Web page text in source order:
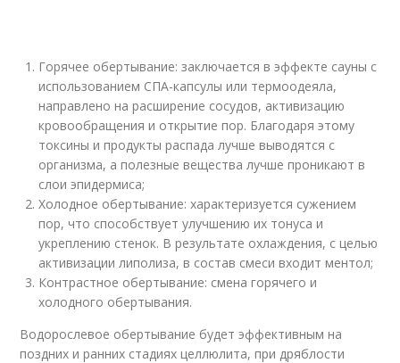
Горячее обертывание: заключается в эффекте сауны с
использованием СПА-капсулы или термоодеяла,
направлено на расширение сосудов, активизацию
кровообращения и открытие пор. Благодаря этому
токсины и продукты распада лучше выводятся с
организма, а полезные вещества лучше проникают в
слои эпидермиса;
Холодное обертывание: характеризуется сужением
пор, что способствует улучшению их тонуса и
укреплению стенок. В результате охлаждения, с целью
активизации липолиза, в состав смеси входит ментол;
Контрастное обертывание: смена горячего и
холодного обертывания.
Водорослевое обертывание будет эффективным на
поздних и ранних стадиях целлюлита, при дряблости